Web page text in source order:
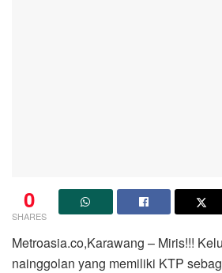
0
SHARES
Metroasia.co,Karawang – Miris!!!
nainggolan yang memiliki KTP